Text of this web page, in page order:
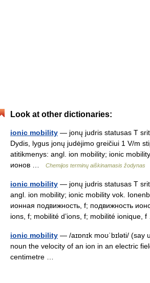
Look at other dictionaries:
ionic mobility — jonų judris statusas T
Dydis, lygus jonų judėjimo greičiui 1 V/m
atitikmenys: angl. ion mobility; ionic
ионов …
Chemijos terminų aiškinamasis žodynas
ionic mobility — jonų judris statusas T
angl. ion mobility; ionic mobility vok.
ионная подвижность, f; подвижность
ions, f; mobilité d’ions, f; mobilité ionique,
ionic mobility — /aɪɒnɪk moʊˈbɪləti/ (say
noun the velocity of an ion in an electric
centimetre …